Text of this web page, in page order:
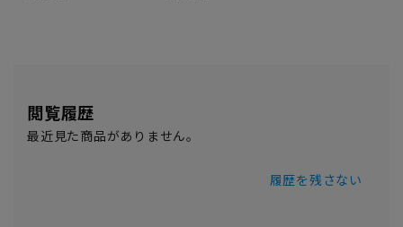
閲覧履歴
最近見た商品がありません。
履歴を残さない